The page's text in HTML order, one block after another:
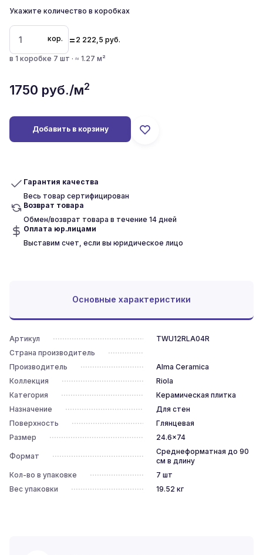
Укажите количество в коробках
кор. = 2 222,5 руб.
в 1 коробке 7 шт · ≈ 1.27 м²
1750 руб./м2
Добавить в корзину
Гарантия качества
Весь товар сертифицирован
Возврат товара
Обмен/возврат товара в течение 14 дней
Оплата юр.лицами
Выставим счет, если вы юридическое лицо
Основные характеристики
Артикул
TWU12RLA04R
Страна производитель
Производитель
Alma Ceramica
Коллекция
Riola
Категория
Керамическая плитка
Назначение
Для стен
Поверхность
Глянцевая
Размер
24.6x74
Формат
Среднеформатная до 90
см в длину
Кол-во в упаковке
7 шт
Вес упаковки
19.52 кг